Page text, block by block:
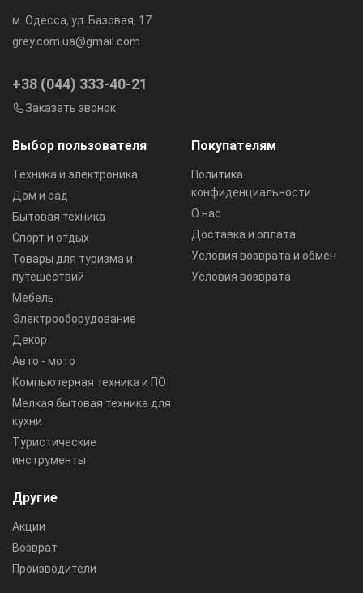
Выбор пользователя
Техника и электроника
Дом и сад
Бытовая техника
Спорт и отдых
Товары для туризма и
путешествий
Мебель
Электрооборудование
Декор
Авто - мото
Компьютерная техника и ПО
Мелкая бытовая техника для
кухни
Туристические
инструменты
Покупателям
Политика
конфиденциальности
О нас
Доставка и оплата
Условия возврата и обмен
Условия возврата
Другие
Акции
Возврат
Производители
м. Одесса, ул. Базовая, 17
grey.com.ua@gmail.com
+38 (044) 333-40-21
Заказать звонок